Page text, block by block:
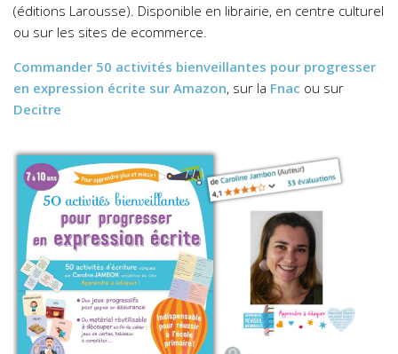
(éditions Larousse). Disponible en librairie, en centre culturel
ou sur les sites de ecommerce.
Commander 50 activités bienveillantes pour progresser
en expression écrite sur Amazon, sur la Fnac ou sur
Decitre